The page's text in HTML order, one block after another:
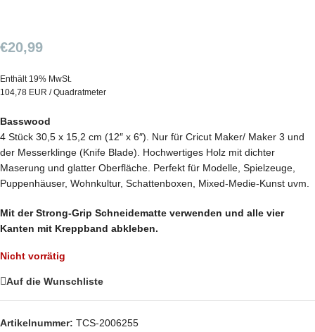
€20,99
Enthält 19% MwSt.
104,78 EUR / Quadratmeter
Basswood
4 Stück 30,5 x 15,2 cm (12″ x 6″). Nur für Cricut Maker/ Maker 3 und
der Messerklinge (Knife Blade). Hochwertiges Holz mit dichter
Maserung und glatter Oberfläche. Perfekt für Modelle, Spielzeuge,
Puppenhäuser, Wohnkultur, Schattenboxen, Mixed-Medie-Kunst uvm.
Mit der Strong-Grip Schneidematte verwenden und alle vier
Kanten mit Kreppband abkleben.
Nicht vorrätig
Auf die Wunschliste
Artikelnummer: TCS-2006255